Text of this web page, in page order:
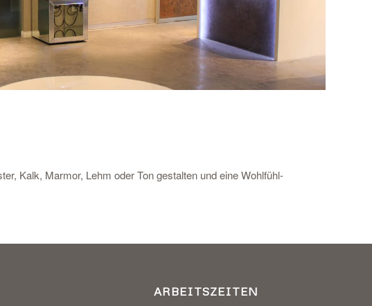
Kalk, Marmor, Lehm oder Ton gestalten und eine Wohlfühl-
ARBEITSZEITEN